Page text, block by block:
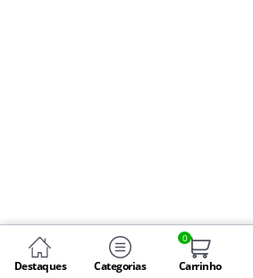
Destaques Categorias
0
Carrinho